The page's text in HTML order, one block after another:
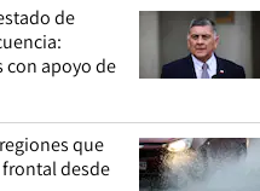
de
con apoyo de
que
desde